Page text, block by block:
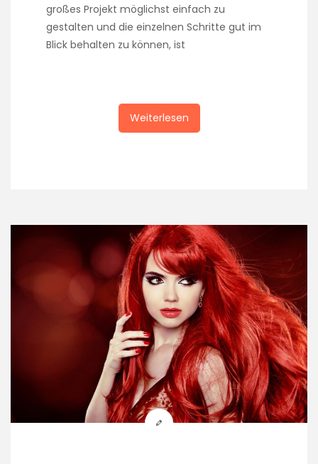
großes Projekt möglichst einfach zu
gestalten und die einzelnen Schritte gut im
Blick behalten zu können, ist
Weiterlesen